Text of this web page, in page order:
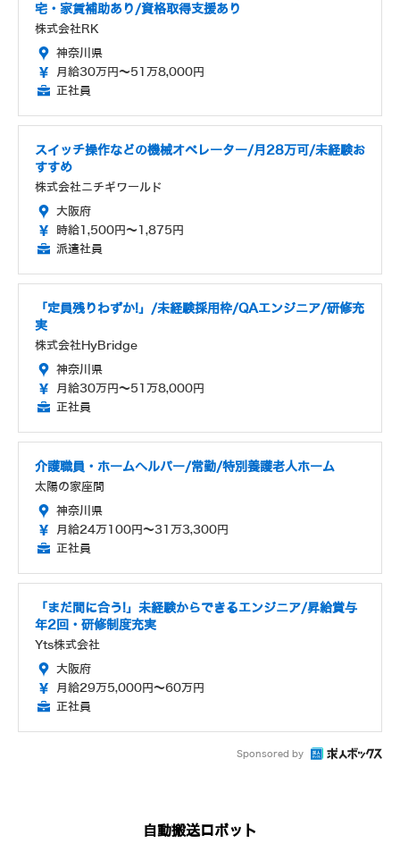
宅・家賃補助あり/資格取得支援あり
株式会社RK
神奈川県
月給30万円～51万8,000円
正社員
スイッチ操作などの機械オペレーター/月28万可/未経験お
すすめ
株式会社ニチギワールド
大阪府
時給1,500円～1,875円
派遣社員
「定員残りわずか!」/未経験採用枠/QAエンジニア/研修充
実
株式会社HyBridge
神奈川県
月給30万円～51万8,000円
正社員
介護職員・ホームヘルパー/常勤/特別養護老人ホーム
太陽の家座間
神奈川県
月給24万100円～31万3,300円
正社員
「まだ間に合う!」未経験からできるエンジニア/昇給賞与
年2回・研修制度充実
Yts株式会社
大阪府
月給29万5,000円～60万円
正社員
Sponsored by
自動搬送ロボット